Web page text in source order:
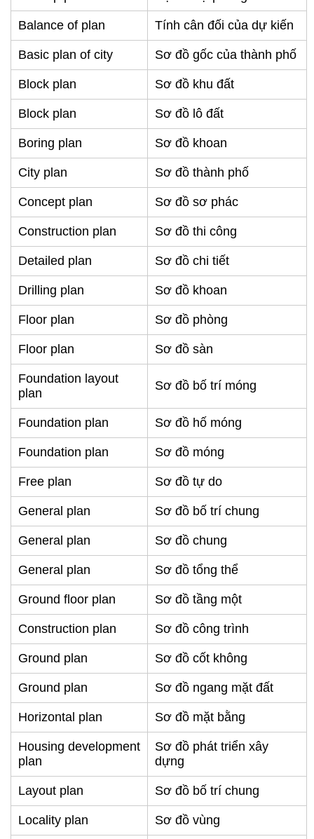
Balance of plan Tính cân đối của dự kiến
Basic plan of city Sơ đồ gốc của thành phố
Block plan Sơ đồ khu đất
Block plan Sơ đồ lô đất
Boring plan Sơ đồ khoan
City plan Sơ đồ thành phố
Concept plan Sơ đồ sơ phác
Construction plan Sơ đồ thi công
Detailed plan Sơ đồ chi tiết
Drilling plan Sơ đồ khoan
Floor plan Sơ đồ phòng
Floor plan Sơ đồ sàn
Foundation layout
plan
Sơ đồ bố trí móng
Foundation plan Sơ đồ hố móng
Foundation plan Sơ đồ móng
Free plan Sơ đồ tự do
General plan Sơ đồ bố trí chung
General plan Sơ đồ chung
General plan Sơ đồ tổng thể
Ground floor plan Sơ đồ tầng một
Construction plan Sơ đồ công trình
Ground plan Sơ đồ cốt không
Ground plan Sơ đồ ngang mặt đất
Horizontal plan Sơ đồ mặt bằng
Housing development
plan
Sơ đồ phát triển xây
dựng
Layout plan Sơ đồ bố trí chung
Locality plan Sơ đồ vùng